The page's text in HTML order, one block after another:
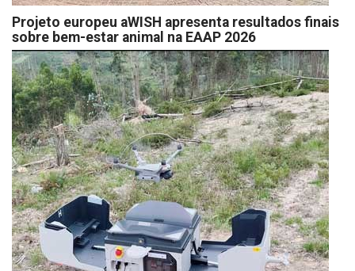
Projeto europeu aWISH apresenta resultados finais
sobre bem-estar animal na EAAP 2026